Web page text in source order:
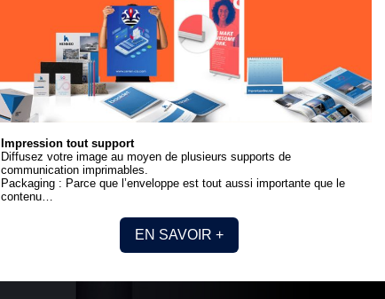
Impression tout support
Diffusez votre image au moyen de plusieurs supports de
communication imprimables.
Packaging : Parce que l’enveloppe est tout aussi importante que le
contenu…
EN SAVOIR +